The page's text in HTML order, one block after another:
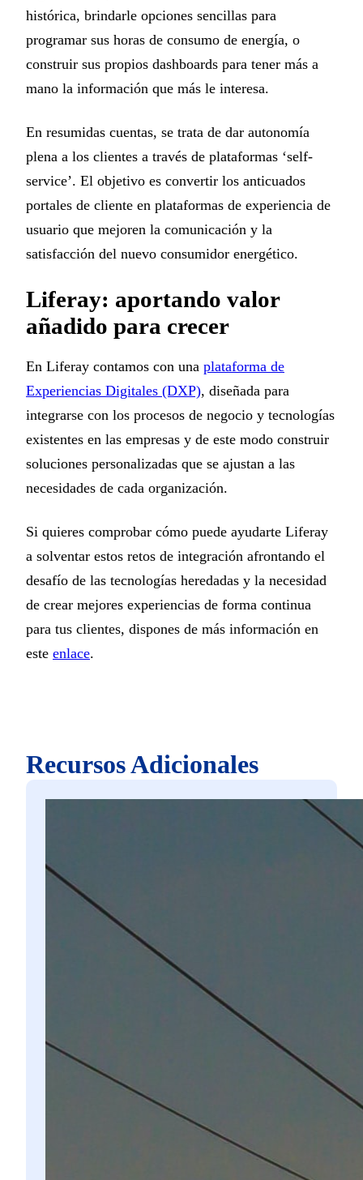
histórica, brindarle opciones sencillas para
programar sus horas de consumo de energía, o
construir sus propios dashboards para tener más a
mano la información que más le interesa.
En resumidas cuentas, se trata de dar autonomía
plena a los clientes a través de plataformas ‘self-
service’. El objetivo es convertir los anticuados
portales de cliente en plataformas de experiencia de
usuario que mejoren la comunicación y la
satisfacción del nuevo consumidor energético.
Liferay: aportando valor
añadido para crecer
En Liferay contamos con una plataforma de
Experiencias Digitales (DXP), diseñada para
integrarse con los procesos de negocio y tecnologías
existentes en las empresas y de este modo construir
soluciones personalizadas que se ajustan a las
necesidades de cada organización.
Si quieres comprobar cómo puede ayudarte Liferay
a solventar estos retos de integración afrontando el
desafío de las tecnologías heredadas y la necesidad
de crear mejores experiencias de forma continua
para tus clientes, dispones de más información en
este enlace.
Recursos Adicionales